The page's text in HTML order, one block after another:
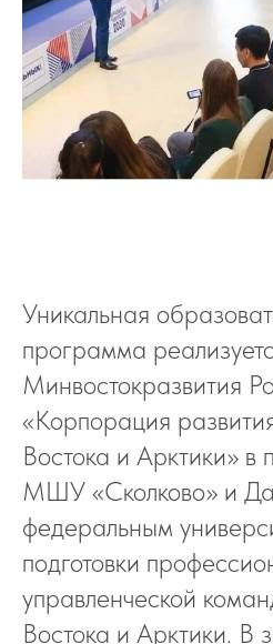
Уникальная
программа
Минвостокразвития
«Корпорация
Востока и Арктики» в
МШУ «Сколково» и
федеральным
подготовки
управленческой
Востока и Арктики. В